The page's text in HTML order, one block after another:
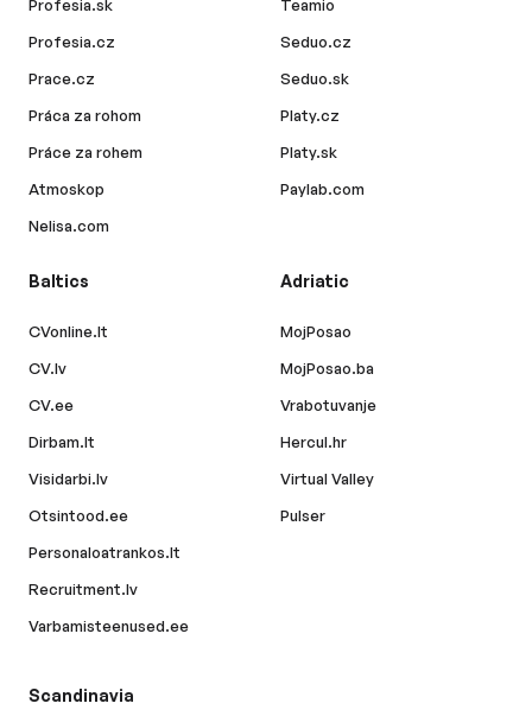
Profesia.sk
Profesia.cz
Prace.cz
Práca za rohom
Práce za rohem
Atmoskop
Nelisa.com
Teamio
Seduo.cz
Seduo.sk
Platy.cz
Platy.sk
Paylab.com
Baltics
CVonline.lt
CV.lv
CV.ee
Dirbam.lt
Visidarbi.lv
Otsintood.ee
Personaloatrankos.lt
Recruitment.lv
Varbamisteenused.ee
Adriatic
MojPosao
MojPosao.ba
Vrabotuvanje
Hercul.hr
Virtual Valley
Pulser
Scandinavia